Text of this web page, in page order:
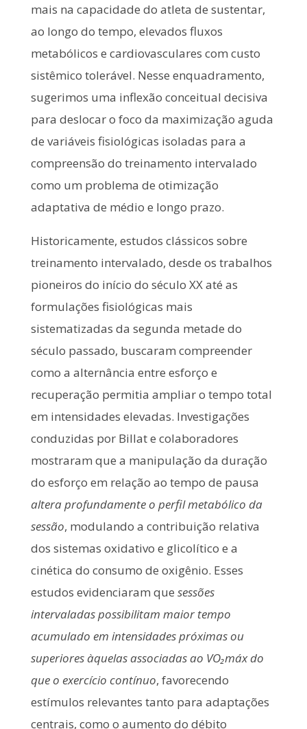
mais na capacidade do atleta de sustentar,
ao longo do tempo, elevados fluxos
metabólicos e cardiovasculares com custo
sistêmico tolerável. Nesse enquadramento,
sugerimos uma inflexão conceitual decisiva
para deslocar o foco da maximização aguda
de variáveis fisiológicas isoladas para a
compreensão do treinamento intervalado
como um problema de otimização
adaptativa de médio e longo prazo.
Historicamente, estudos clássicos sobre
treinamento intervalado, desde os trabalhos
pioneiros do início do século XX até as
formulações fisiológicas mais
sistematizadas da segunda metade do
século passado, buscaram compreender
como a alternância entre esforço e
recuperação permitia ampliar o tempo total
em intensidades elevadas. Investigações
conduzidas por Billat e colaboradores
mostraram que a manipulação da duração
do esforço em relação ao tempo de pausa
altera profundamente o perfil metabólico da
sessão, modulando a contribuição relativa
dos sistemas oxidativo e glicolítico e a
cinética do consumo de oxigênio. Esses
estudos evidenciaram que sessões
intervaladas possibilitam maior tempo
acumulado em intensidades próximas ou
superiores àquelas associadas ao VO₂máx do
que o exercício contínuo, favorecendo
estímulos relevantes tanto para adaptações
centrais, como o aumento do débito